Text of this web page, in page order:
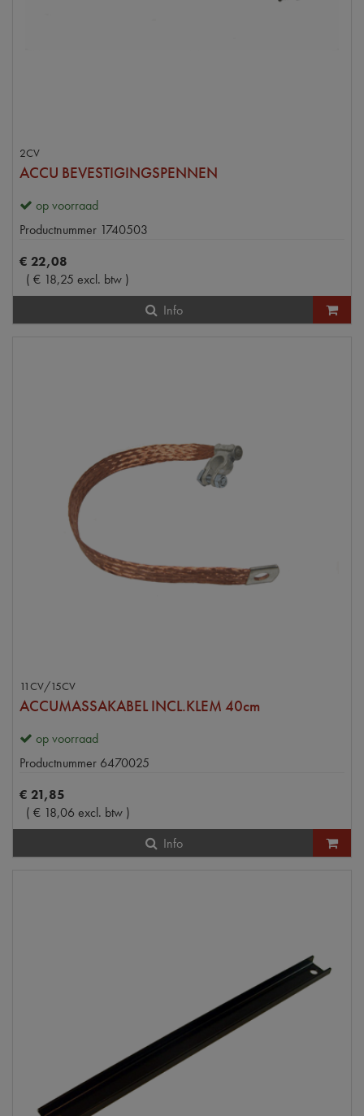
2CV
ACCU BEVESTIGINGSPENNEN
op voorraad
Productnummer 1740503
€ 22,08
( € 18,25 excl. btw )
Info
11CV/15CV
ACCUMASSAKABEL INCL.KLEM 40cm
op voorraad
Productnummer 6470025
€ 21,85
( € 18,06 excl. btw )
Info